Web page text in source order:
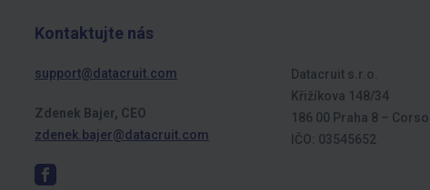
Kontaktujte nás
support@datacruit.com
Zdenek Bajer, CEO
zdenek.bajer@datacruit.com
Datacruit s.r.o.
Křižíkova 148/34
186 00 Praha 8 –
IČO: 03545652